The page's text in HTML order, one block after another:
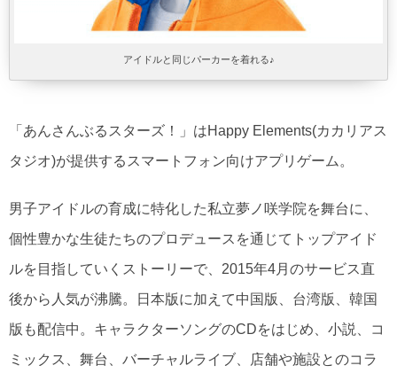
アイドルと同じパーカーを着れる♪
「あんさんぶるスターズ！」はHappy Elements(カカリアス
タジオ)が提供するスマートフォン向けアプリゲーム。
男子アイドルの育成に特化した私立夢ノ咲学院を舞台に、
個性豊かな生徒たちのプロデュースを通じてトップアイド
ルを目指していくストーリーで、2015年4月のサービス直
後から人気が沸騰。日本版に加えて中国版、台湾版、韓国
版も配信中。キャラクターソングのCDをはじめ、小説、コ
ミックス、舞台、バーチャルライブ、店舗や施設とのコラ